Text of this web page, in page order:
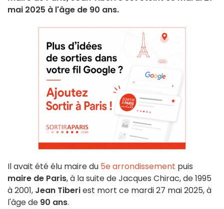
mai 2025 à l'âge de 90 ans.
Il avait été élu maire du 5e arrondissement puis
maire de Paris, à la suite de Jacques Chirac, de 1995
à 2001, Jean Tiberiest mort ce mardi 27 mai 2025, à
l'âge de 90 ans.